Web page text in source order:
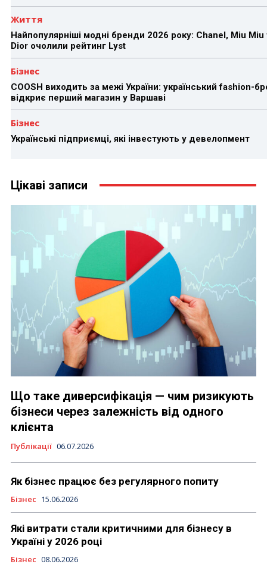
Життя
Найпопулярніші модні бренди 2026 року: Chanel, Miu Miu
Dior очолили рейтинг Lyst
Бізнес
COOSH виходить за межі України: український fashion-
відкриє перший магазин у Варшаві
Бізнес
Українські підприємці, які інвестують у девелопмент
Цікаві записи
Що таке диверсифікація — чим ризикують
бізнеси через залежність від одного
клієнта
Публікації 06.07.2026
Як бізнес працює без регулярного попиту
Бізнес 15.06.2026
Які витрати стали критичними для бізнесу в
Україні у 2026 році
Бізнес 08.06.2026